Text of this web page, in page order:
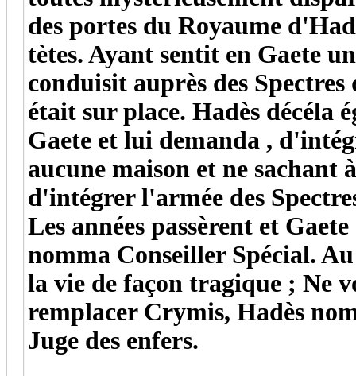
des portes du Royaume
tètes. Ayant sentit en Gaete
conduisit auprès des
était sur place. Hadès décéla
Gaete et lui demanda ,
aucune maison et ne sachant
d'intégrer l'armée des
Les années passèrent et
nomma Conseiller Spécial.
la vie de façon tragique ; Ne
remplacer Crymis, Hadès
Juge des enfers.